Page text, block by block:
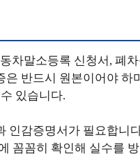
차말소등록 신청서, 폐
반드시 원본이어야 하
있습니다.
인감증명서가 필요합니
꼼꼼히 확인해 실수를